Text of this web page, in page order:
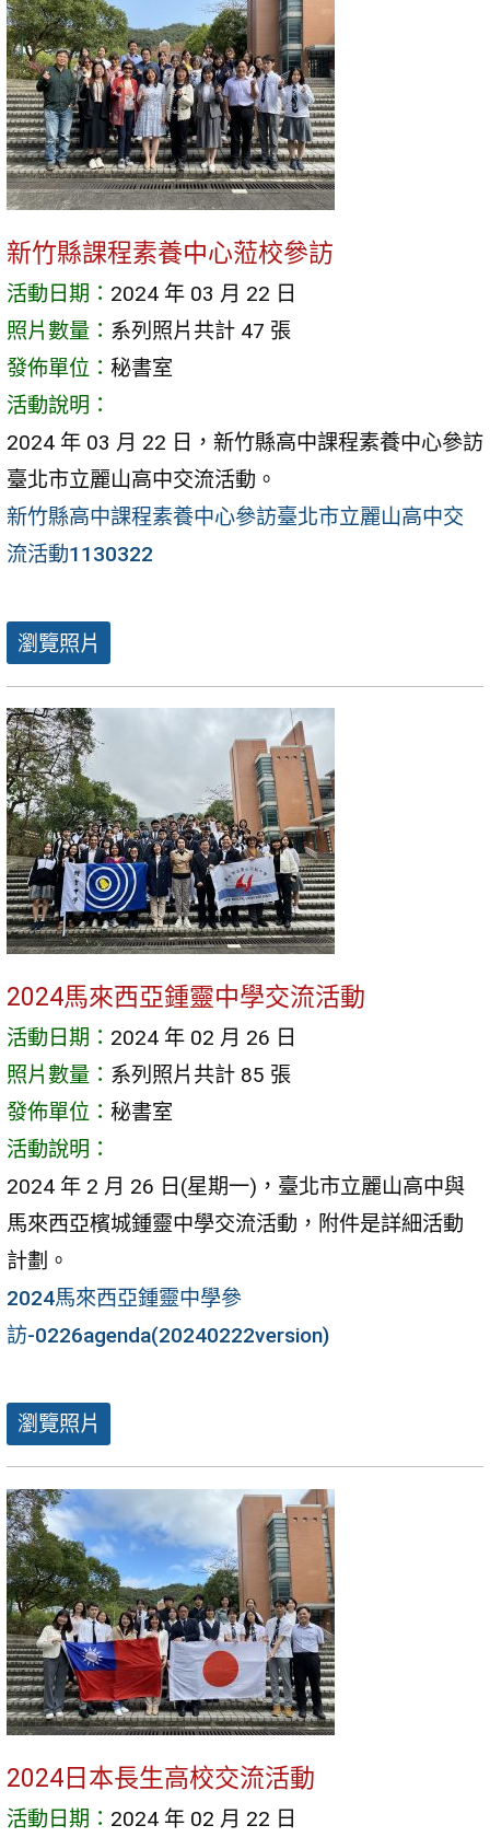
新竹縣課程素養中心蒞校參訪
活動日期： 2024 年 03 月 22 日
照片數量： 系列照片共計 47 張
發佈單位： 秘書室
活動說明：
2024 年 03 月 22 日，新竹縣高中課程素養中心參訪
臺北市立麗山高中交流活動。
新竹縣高中課程素養中心參訪臺北市立麗山高中交
流活動1130322
瀏覽照片
2024馬來西亞鍾靈中學交流活動
活動日期： 2024 年 02 月 26 日
照片數量： 系列照片共計 85 張
發佈單位： 秘書室
活動說明：
2024 年 2 月 26 日(星期一)，臺北市立麗山高中與
馬來西亞檳城鍾靈中學交流活動，附件是詳細活動
計劃。
2024馬來西亞鍾靈中學參
訪-0226agenda(20240222version)
瀏覽照片
2024日本長生高校交流活動
活動日期： 2024 年 02 月 22 日